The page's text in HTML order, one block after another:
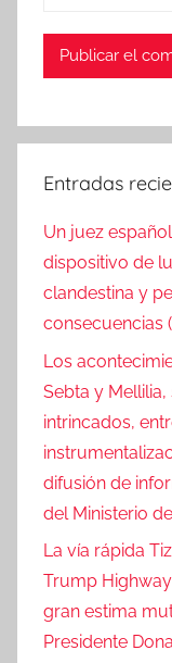
Entradas
Un juez
dispositivo de
clandestina y
consecuencias
Los
Sebta y
intrincados,
difusión de
del Ministerio
La vía rápida
Trump
gran estima
Presidente